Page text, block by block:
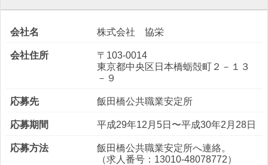
会社名 株式会社 協栄
会社住所
〒103-0014
東京都中央区日本橋蛎殻町２－１３
－９
応募先 飯田橋公共職業安定所
応募期間 平成29年12月5日〜平成30年2月28日
応募方法
飯田橋公共職業安定所へ連絡。
（求人番号：13010-48078772）